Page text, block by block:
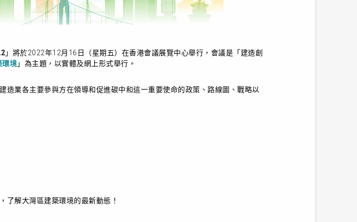
」將於2022年12月16日（星期五）在香港會議展覽中心舉行，會議是「建造創
環境」為主題，以實體及網上形式舉行。
業各主要參與方在領導和促進碳中和這一重要使命的政策、路線圖、戰略以
了解大灣區建築環境的最新動態！